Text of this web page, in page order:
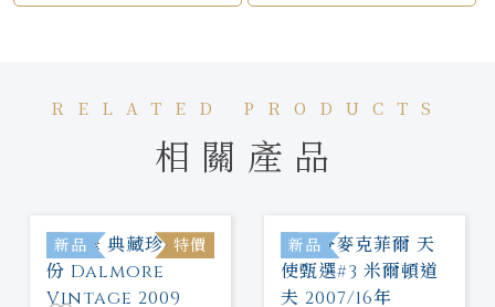
RELATED PRODUCTS
相關產品
新品 特價 新品